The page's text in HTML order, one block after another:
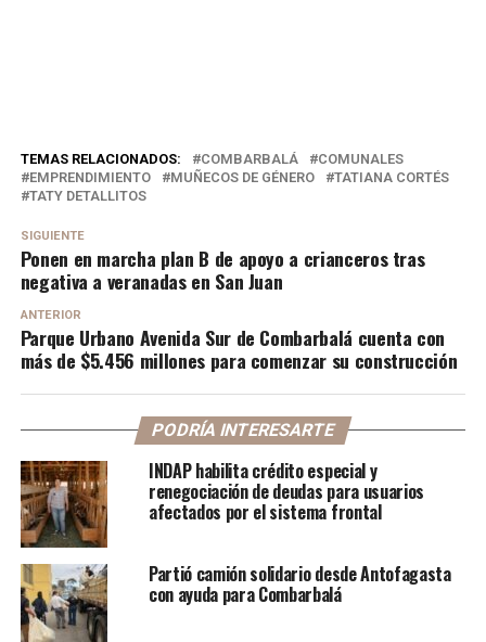
TEMAS RELACIONADOS: COMBARBALÁ
COMUNALES
EMPRENDIMIENTO
MUÑECOS DE GÉNERO
TATIANA CORTÉS
TATY DETALLITOS
SIGUIENTE
Ponen en marcha plan B de apoyo a crianceros tras
negativa a veranadas en San Juan
ANTERIOR
Parque Urbano Avenida Sur de Combarbalá cuenta con
más de $5.456 millones para comenzar su construcción
PODRÍA INTERESARTE
INDAP habilita crédito especial y
renegociación de deudas para usuarios
afectados por el sistema frontal
Partió camión solidario desde Antofagasta
con ayuda para Combarbalá